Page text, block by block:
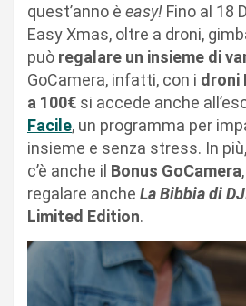
quest’anno è easy! Fino al 18
Easy Xmas, oltre a droni,
può regalare un insieme di
GoCamera, infatti, con i droni
a 100€ si accede anche
Facile, un programma per
insieme e senza stress. In
c’è anche il Bonus GoCamera
regalare anche La Bibbia di
Limited Edition.